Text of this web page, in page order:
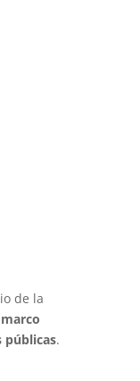
de la
marco
públicas.